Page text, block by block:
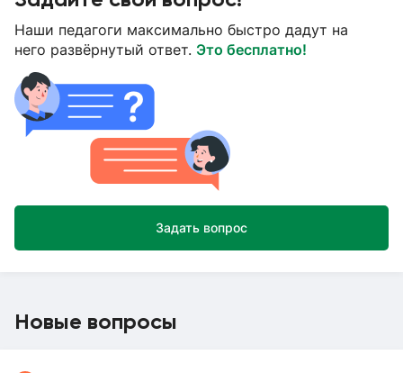
Наши педагоги максимально быстро дадут на
него развёрнутый ответ. Это бесплатно!
Задать вопрос
Новые вопросы